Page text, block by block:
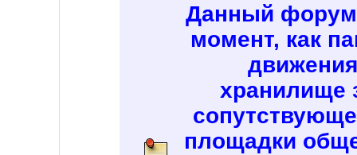
Данный форум
момент, как
хранилище
площадки